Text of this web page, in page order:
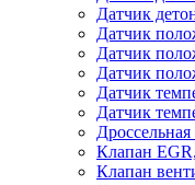
Датчик
Датчик
Датчик
Датчик
Датчик
Датчик
Клапан
Клапан